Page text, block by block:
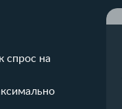
спрос на